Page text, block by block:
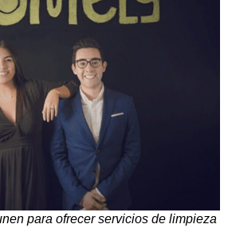
para ofrecer servicios de limpieza